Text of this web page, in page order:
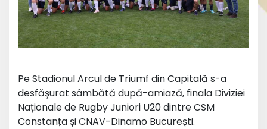
Pe Stadionul Arcul de Triumf din Capitală s-a
desfășurat sâmbătă după-amiază, finala Diviziei
Naționale de Rugby Juniori U20 dintre CSM
Constanța și CNAV-Dinamo București.